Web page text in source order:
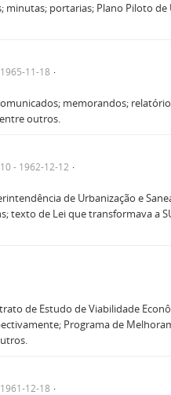
portarias; Plano Piloto
11-18
memorandos;
outros.
- 1962-12-12
de Urbanização e
texto de Lei que transformava a
de Estudo de Viabilidade
Programa de
12-18